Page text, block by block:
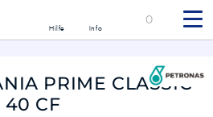
Hilfe Info
0
PRIME CLASSIC
40 CF